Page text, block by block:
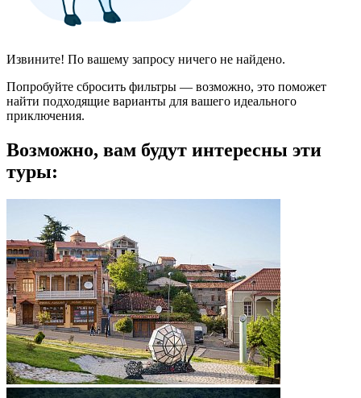
Извините! По вашему запросу ничего не найдено.
Попробуйте сбросить фильтры — возможно, это поможет
найти подходящие варианты для вашего идеального
приключения.
Возможно, вам будут интересны эти
туры: